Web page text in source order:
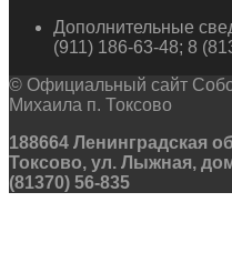
Дополнительные
(911) 186-63-48; 8
© Официальный сайт
Михаила п. Токсово
188664 Ленинградская
Токсово, ул. Лыжная,
(81370) 56-835